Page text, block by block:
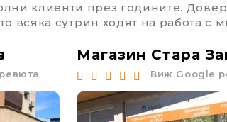
клиенти през годините.
всяка сутрин ходят на работа с
Магазин Стара
Виж Google